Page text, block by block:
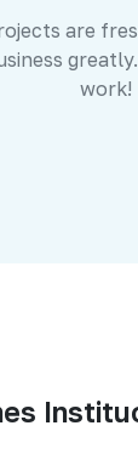
are
work!